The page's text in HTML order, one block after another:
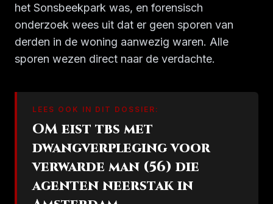
het Sonsbeekpark was, en forensisch
onderzoek wees uit dat er geen sporen van
derden in de woning aanwezig waren. Alle
sporen wezen direct naar de verdachte.
LEES OOK IN DIT DOSSIER:
OM eist tbs met
dwangverpleging voor
verwarde man (56) die
agenten neerstak in